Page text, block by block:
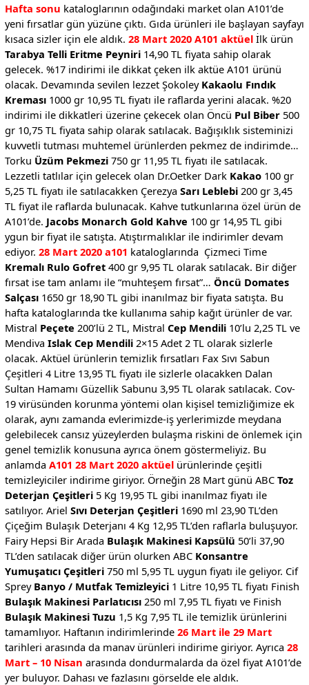
Hafta sonu kataloglarının odağındaki market olan A101’de
yeni fırsatlar gün yüzüne çıktı. Gıda ürünleri ile başlayan sayfayı
kısaca sizler için ele aldık. 28 Mart 2020 A101 aktüelİlk ürün
Tarabya Telli Eritme Peyniri14,90 TL fiyata sahip olarak
gelecek. %17 indirimi ile dikkat çeken ilk aktüe A101 ürünü
olacak. Devamında sevilen lezzet Şokoley Kakaolu Fındık
Kreması1000 gr 10,95 TL fiyatı ile raflarda yerini alacak. %20
indirimi ile dikkatleri üzerine çekecek olan Öncü Pul Biber500
gr 10,75 TL fiyata sahip olarak satılacak. Bağışıklık sisteminizi
kuvvetli tutması muhtemel ürünlerden pekmez de indirimde…
Torku Üzüm Pekmezi750 gr 11,95 TL fiyatı ile satılacak.
Lezzetli tatlılar için gelecek olan Dr.Oetker Dark Kakao100 gr
5,25 TL fiyatı ile satılacakken Çerezya Sarı Leblebi200 gr 3,45
TL fiyat ile raflarda bulunacak. Kahve tutkunlarına özel ürün de
A101’de. Jacobs Monarch Gold Kahve 100 gr 14,95 TL gibi
ygun bir fiyat ile satışta. Atıştırmalıklar ile indirimler devam
ediyor. 28 Mart 2020 a101 kataloglarında Çizmeci Time
Kremalı Rulo Gofret400 gr 9,95 TL olarak satılacak. Bir diğer
fırsat ise tam anlamı ile “muhteşem fırsat”… Öncü Domates
Salçası1650 gr 18,90 TL gibi inanılmaz bir fiyata satışta. Bu
hafta kataloglarında tke kullanıma sahip kağıt ürünler de var.
Mistral Peçete 200’lü 2 TL, Mistral Cep Mendili10’lu 2,25 TL ve
Mendiva Islak Cep Mendili2×15 Adet 2 TL olarak sizlerle
olacak. Aktüel ürünlerin temizlik fırsatları Fax Sıvı Sabun
Çeşitleri 4 Litre 13,95 TL fiyatı ile sizlerle olacakken Dalan
Sultan Hamamı Güzellik Sabunu 3,95 TL olarak satılacak. Cov-
19 virüsünden korunma yöntemi olan kişisel temizliğimize ek
olarak, aynı zamanda evlerimizde-iş yerlerimizde meydana
gelebilecek cansız yüzeylerden bulaşma riskini de önlemek için
genel temizlik konusuna ayrıca önem göstermeliyiz. Bu
anlamda A101 28 Mart 2020 aktüelürünlerinde çeşitli
temizleyiciler indirime giriyor. Örneğin 28 Mart günü ABC Toz
Deterjan Çeşitleri5 Kg 19,95 TL gibi inanılmaz fiyatı ile
satılıyor. Ariel Sıvı Deterjan Çeşitleri1690 ml 23,90 TL’den
Çiçeğim Bulaşık Deterjanı 4 Kg 12,95 TL’den raflarla buluşuyor.
Fairy Hepsi Bir Arada Bulaşık Makinesi Kapsülü 50’li 37,90
TL’den satılacak diğer ürün olurken ABC Konsantre
Yumuşatıcı Çeşitleri750 ml 5,95 TL uygun fiyatı ile geliyor. Cif
Sprey Banyo / Mutfak Temizleyici1 Litre 10,95 TL fiyatı Finish
Bulaşık Makinesi Parlatıcısı250 ml 7,95 TL fiyatı ve Finish
Bulaşık Makinesi Tuzu 1,5 Kg 7,95 TL ile temizlik ürünlerini
tamamlıyor. Haftanın indirimlerinde 26 Mart ile 29 Mart
tarihleri arasında da manav ürünleri indirime giriyor. Ayrıca 28
Mart – 10 Nisan arasında dondurmalarda da özel fiyat A101’de
yer buluyor. Dahası ve fazlasını görselde ele aldık.